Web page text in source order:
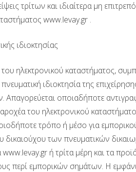
τρίτων και ιδιαίτερα μη
www.levay.gr .
ιδιοκτησίας
ηλεκτρονικού καταστήματος,
ιδιοκτησία της
οποιαδήποτε
του ηλεκτρονικού
τρόπο ή μέσο για
των πνευματικών
ή τρίτα μέρη και τα
περί εμπορικών σημάτων. Η